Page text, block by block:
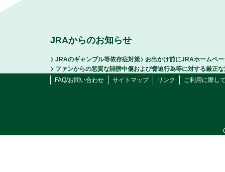
JRAからのお知らせ
JRAのギャンブル等依存症対策
お出かけ前にJRAホームペ
ファンからの悪質な誹謗中傷および脅迫行為等に対する厳正
FAQ/お問い合わせ
サイトマップ リンク ご利用に際し